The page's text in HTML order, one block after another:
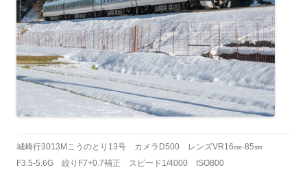
城崎行3013Mこうのとり13号 カメラD500 レンズVR16㎜-85㎜
F3.5-5.6G 絞りF7+0.7補正 スピード1/4000 ISO800